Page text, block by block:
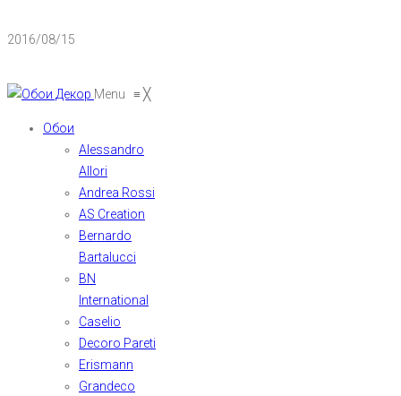
2016/08/15
Menu ≡╳
Обои
Alessandro
Allori
Andrea Rossi
AS Creation
Bernardo
Bartalucci
BN
International
Caselio
Decoro Pareti
Erismann
Grandeco